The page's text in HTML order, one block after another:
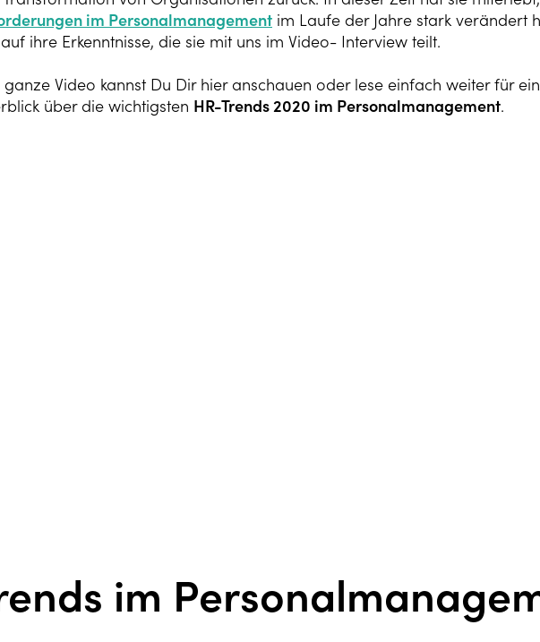
im Personalmanagement im Laufe der Jahre stark verändert
ihre Erkenntnisse, die sie mit uns im Video- Interview teilt.
ganze Video kannst Du Dir hier anschauen oder lese einfach weiter für
über die wichtigsten HR-Trends 2020 im Personalmanagement.
im